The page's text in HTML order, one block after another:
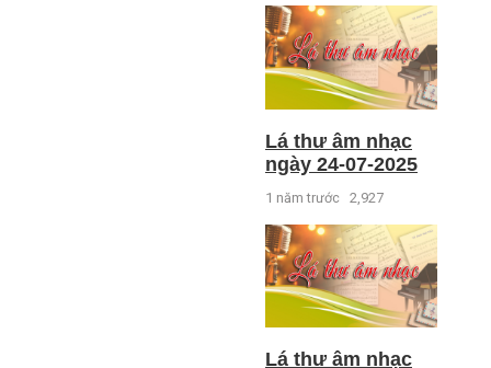
Lá thư âm nhạc
ngày 24-07-2025
1 năm trước 2,927
Lá thư âm nhạc